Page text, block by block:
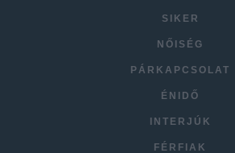
SIKER
NŐISÉG
PÁRKAPCSOLAT
ÉNIDŐ
INTERJÚK
FÉRFIAK